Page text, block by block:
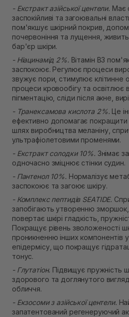
- Екстракт азійської центели. Має
заспокійливі та загоювальні
пом'якшує шкірний покрив,
почервоніння та лущення,
бар'єр шкіри.
- Ніацинамід 2%. Вітамін В3
заспокоює. Регулює процеси
звужує пори, стимулює клітинне
процеси кровообігу та освітлює
пігментацію, сліди після акне,
- Транексамова кислота 2%. Це
ефективно допомагає
шлях виробництва меланіну,
ультрафіолетовими променями.
- Екстракт солодки 10%. Знімає
одночасно зміцнює стінки судин.
- Пантенол 10%. Нормалізує
заспокоює та загоює шкіру.
- Комплекс пептидів SEATIDE.
запобігають утворенню зморшок,
повертає шкірі гладкість,
Покращує рівень зволоженості
проникненню інших компонентів
епідермісу, що покращує
тонус.
- Глутатіон. Підвищує пружність
здорового та доглянутого
обличчя.
- Екзосоми з азійської центели.
запатентований регенеруючий